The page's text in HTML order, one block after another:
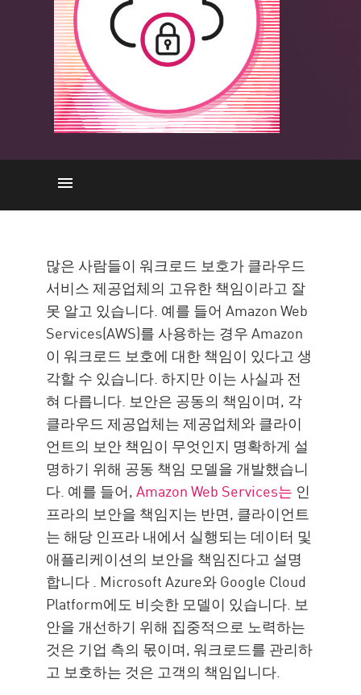
왼쪽 셔츠
리소스
많은 사람들이 워크로드 보호가 클라우드
서비스 제공업체의 고유한 책임이라고 잘
못 알고 있습니다. 예를 들어 Amazon Web
Services(AWS)를 사용하는 경우 Amazon
이 워크로드 보호에 대한 책임이 있다고 생
각할 수 있습니다. 하지만 이는 사실과 전
혀 다릅니다. 보안은 공동의 책임이며, 각
클라우드 제공업체는 제공업체와 클라이
언트의 보안 책임이 무엇인지 명확하게 설
명하기 위해 공동 책임 모델을 개발했습니
다. 예를 들어,Amazon Web Services는 인
프라의 보안을 책임지는 반면, 클라이언트
는 해당 인프라 내에서 실행되는 데이터 및
애플리케이션의 보안을 책임진다고 설명
합니다 . Microsoft Azure와 Google Cloud
Platform에도 비슷한 모델이 있습니다. 보
안을 개선하기 위해 집중적으로 노력하는
것은 기업 측의 몫이며, 워크로드를 관리하
고 보호하는 것은 고객의 책임입니다.